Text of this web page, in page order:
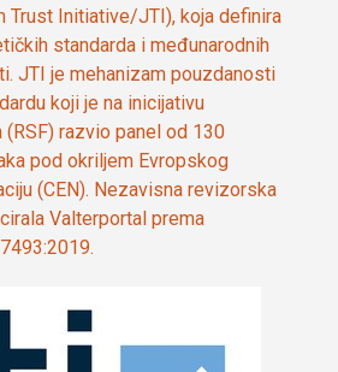
Trust Initiative/JTI), koja definira
standarda i međunarodnih
JTI je mehanizam pouzdanosti
koji je na inicijativu
razvio panel od 130
pod okriljem Evropskog
(CEN). Nezavisna revizorska
Valterportal prema